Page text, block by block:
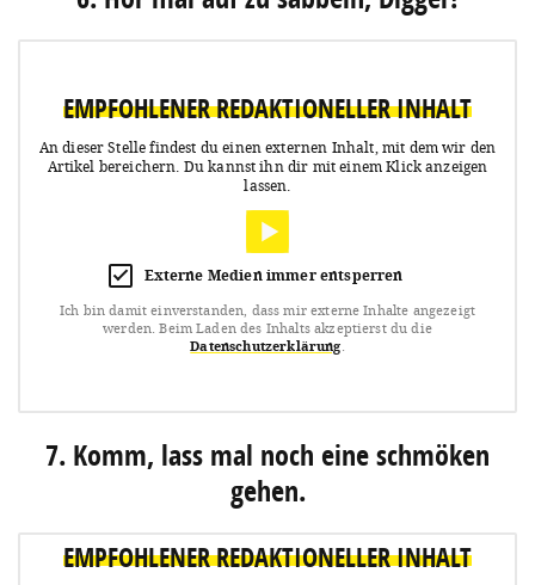
EMPFOHLENER REDAKTIONELLER INHALT
An dieser Stelle findest du einen externen Inhalt, mit dem wir den
Artikel bereichern. Du kannst ihn dir mit einem Klick anzeigen
lassen.
Externe Medien immer entsperren
Ich bin damit einverstanden, dass mir externe Inhalte angezeigt
werden. Beim Laden des Inhalts akzeptierst du die
Datenschutzerklärung.
7. Komm, lass mal noch eine schmöken
gehen.
EMPFOHLENER REDAKTIONELLER INHALT